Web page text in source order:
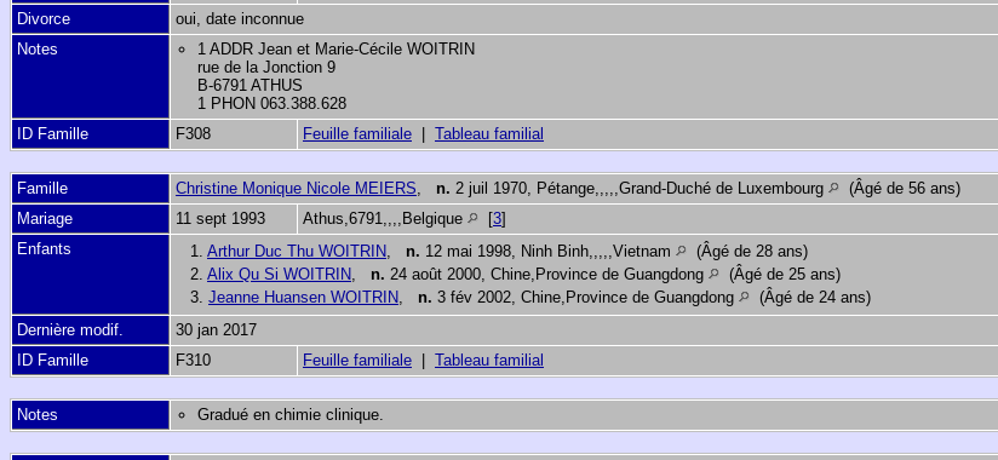
Divorce
oui, date inconnue
Notes
1 ADDR Jean et Marie-Cécile WOITRIN
rue de la Jonction 9
B-6791 ATHUS
1 PHON 063.388.628
ID Famille
F308 Feuille familiale Tableau familial
Famille Christine Monique Nicole MEIERS, n. 2 juil 1970, Pétange,,,,,Grand-Duché de Luxembourg
(Âgé de 56 ans)
Mariage
11 sept 1993 Athus,6791,,,,Belgique [3]
Enfants
1. Arthur Duc Thu WOITRIN, n. 12 mai 1998, Ninh Binh,,,,,Vietnam
(Âgé de 28 ans)
2. Alix Qu Si WOITRIN, n. 24 août 2000, Chine,Province de Guangdong
(Âgé de 25 ans)
3. Jeanne Huansen WOITRIN, n. 3 fév 2002, Chine,Province de Guangdong
(Âgé de 24 ans)
Dernière modif.
30 jan 2017
ID Famille
F310 Feuille familiale Tableau familial
Notes Gradué en chimie clinique.